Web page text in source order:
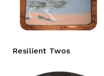
Resilient Twos